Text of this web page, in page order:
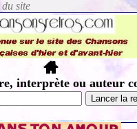
interprète ou auteur